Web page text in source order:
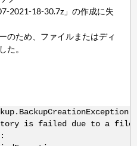
2021-18-30.7z」の作成に失
のため、ファイルまたはディ
た。
is failed due to a file